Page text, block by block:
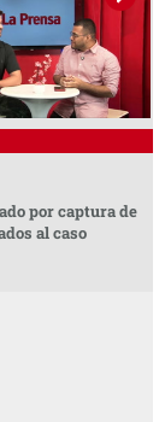
por captura de
al caso